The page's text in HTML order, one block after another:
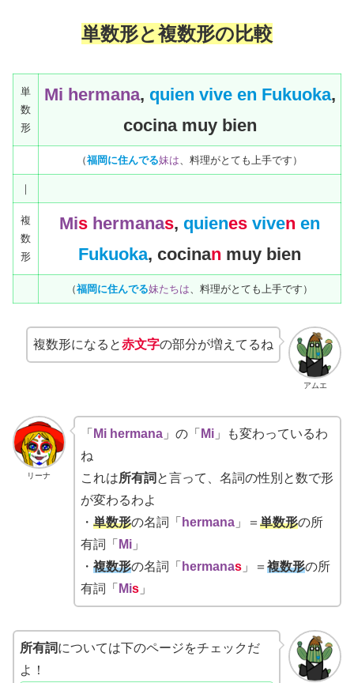
単数形と複数形の比較
単
数
形
Mi hermana, quien vive en Fukuoka,
cocina muy bien
（福岡に住んでる妹は 、料理がとても上手です）
｜
複
数
形
Mis hermanas, quienes viven en
Fukuoka, cocinan muy bien
（福岡に住んでる妹たちは 、料理がとても上手です）
アムエ
複数形になると赤文字の部分が増えてるね
リーナ
「 Mi hermana」の「 Mi」も変わっているわ
ね
これは所有詞 と言って、名詞の性別と数で形
が変わるわよ
・ 単数形の名詞「 hermana」＝ 単数形の所
有詞「 Mi」
・ 複数形の名詞「 hermanas」＝ 複数形の所
有詞「 Mis」
所有詞については下のページをチェックだ
よ！